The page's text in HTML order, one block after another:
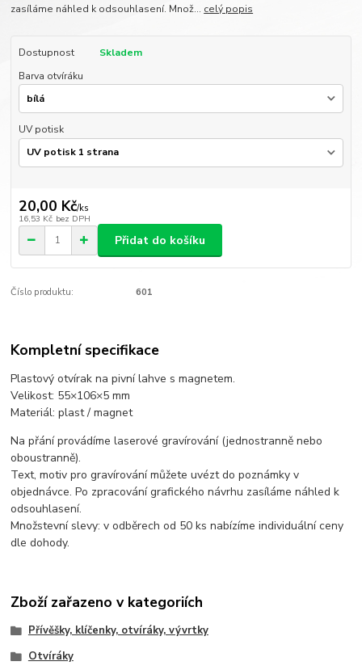
zasíláme náhled k odsouhlasení. Množ... celý popis
Dostupnost
Skladem
Barva otvíráku
UV potisk
20,00 Kč/ks
16,53 Kč bez DPH
Přidat do košíku
Číslo produktu: 601
Kompletní specifikace
Plastový otvírak na pivní lahve s magnetem.
Velikost: 55×106×5 mm
Materiál: plast / magnet
Na přání provádíme laserové gravírování (jednostranně nebo
oboustranně).
Text, motiv pro gravírování můžete uvézt do poznámky v
objednávce. Po zpracování grafického návrhu zasíláme náhled k
odsouhlasení.
Množstevní slevy: v odběrech od 50 ks nabízíme individuální ceny
dle dohody.
Zboží zařazeno v kategoriích
Přívěšky, klíčenky, otvíráky, vývrtky
Otvíráky